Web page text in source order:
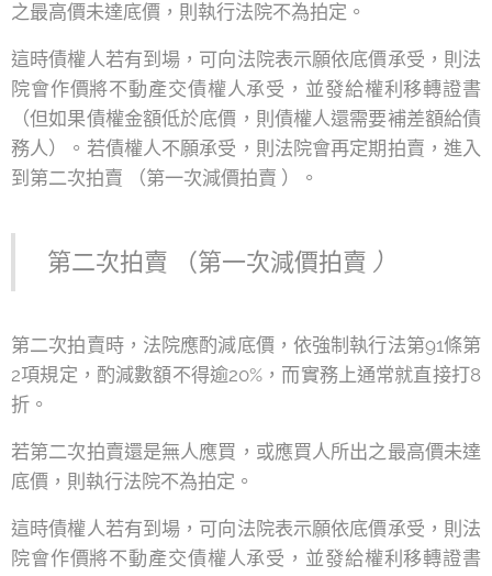
之最高價未達底價，則執行法院不為拍定。
這時債權人若有到場，可向法院表示願依底價承受，則法
院會作價將不動產交債權人承受，並發給權利移轉證書
（但如果債權金額低於底價，則債權人還需要補差額給債
務人）。若債權人不願承受，則法院會再定期拍賣，進入
到第二次拍賣 （第一次減價拍賣 ）。
第二次拍賣 （第一次減價拍賣 ）
第二次拍賣時，法院應酌減底價，依強制執行法第91條第
2項規定，酌減數額不得逾20%，而實務上通常就直接打8
折。
若第二次拍賣還是無人應買，或應買人所出之最高價未達
底價，則執行法院不為拍定。
這時債權人若有到場，可向法院表示願依底價承受，則法
院會作價將不動產交債權人承受，並發給權利移轉證書